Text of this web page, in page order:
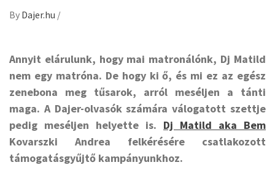
By Dajer.hu /
Annyit elárulunk, hogy mai matronálónk, Dj Matild
nem egy matróna. De hogy ki ő, és mi ez az egész
zenebona meg tűsarok, arról meséljen a tánti
maga. A Dajer-olvasók számára válogatott szettje
pedig meséljen helyette is. Dj Matild aka Bem
Kovarszki Andrea felkérésére csatlakozott
támogatásgyűjtő kampányunkhoz.